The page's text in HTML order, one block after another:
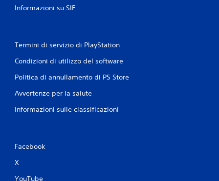
Informazioni su SIE
Termini di servizio di PlayStation
Condizioni di utilizzo del software
Politica di annullamento di PS Store
Avvertenze per la salute
Informazioni sulle classificazioni
Facebook
X
YouTube